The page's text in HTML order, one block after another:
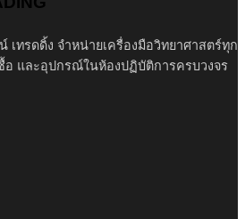
เทรดดิ้ง จำหน่ายเครื่องมือวิทยาศาสตร์ทุก
อ และอุปกรณ์ในห้องปฏิบัติการครบวงจร